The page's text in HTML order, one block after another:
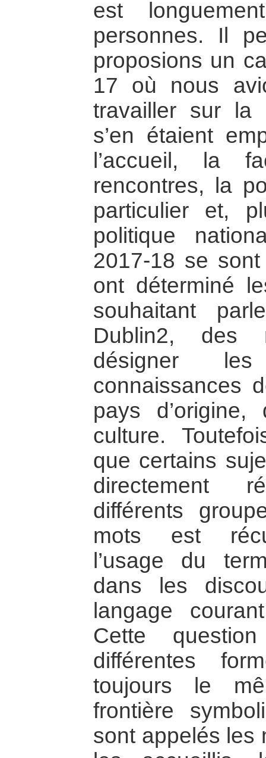
est
personnes. Il
proposions un
17 où nous
travailler sur la
s’en étaient
l’accueil, la
rencontres, la
particulier et,
politique
2017-18 se
ont déterminé
souhaitant
Dublin2, des
désigner
connaissances
pays
culture.
que certains
directement
différents
mots est
l’usage du
dans les
langage
Cette
différentes
toujours le
frontière
sont appelés les